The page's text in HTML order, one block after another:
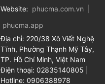
Website: phucma.com.vn
phucma.app
Địa chỉ: 220/38 Xô Viết Nghệ
Tĩnh, Phường Thạnh Mỹ Tây,
TP. Hồ Chí Minh, Việt Nam
Điện thoại: 02835140805
Hotline: 0906388978